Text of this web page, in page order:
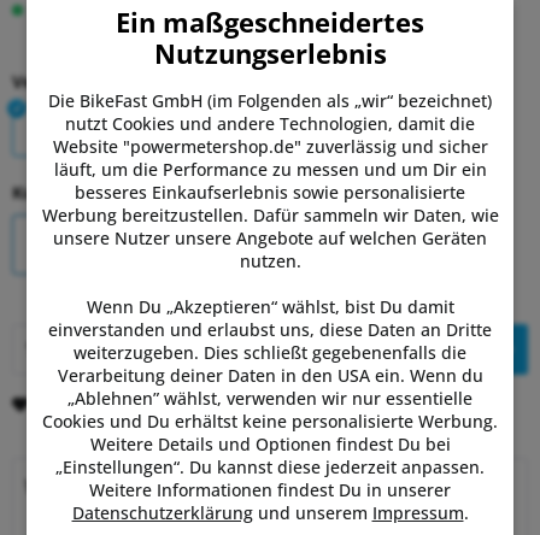
Auf Lager.Lieferung Mo, 10.08. - Mi, 12.08.
Version:
Batterie Akku
Kurbellänge:
170mm 172,5mm 175mm
In den Warenkorb
Merken Bewerten
Warum Powermetershop?
Ein maßgeschneidertes
Nutzungserlebnis
Die BikeFast GmbH (im Folgenden als „wir“ bezeichnet)
nutzt Cookies und andere Technologien, damit die
Website "powermetershop.de" zuverlässig und sicher
läuft, um die Performance zu messen und um Dir ein
besseres Einkaufserlebnis sowie personalisierte
Werbung bereitzustellen. Dafür sammeln wir Daten, wie
unsere Nutzer unsere Angebote auf welchen Geräten
nutzen.
Wenn Du „Akzeptieren“ wählst, bist Du damit
einverstanden und erlaubst uns, diese Daten an Dritte
weiterzugeben. Dies schließt gegebenenfalls die
Verarbeitung deiner Daten in den USA ein. Wenn du
„Ablehnen” wählst, verwenden wir nur essentielle
Cookies und Du erhältst keine personalisierte Werbung.
Weitere Details und Optionen findest Du bei
„Einstellungen“. Du kannst diese jederzeit anpassen.
Weitere Informationen findest Du in unserer
Datenschutzerklärungund unserem Impressum.